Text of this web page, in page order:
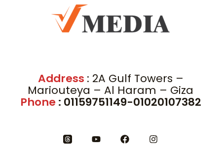
Address : 2A Gulf Towers –
Mariouteya – Al Haram – Giza
Phone : 01159751149-01020107382